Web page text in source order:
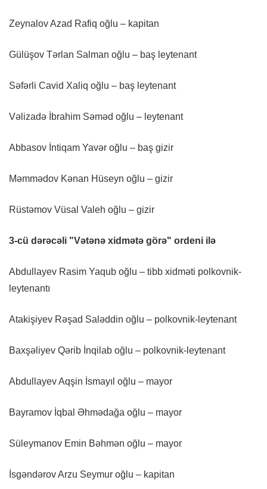
Zeynalov Azad Rafiq oğlu – kapitan
Gülüşov Tərlan Salman oğlu – baş leytenant
Səfərli Cavid Xaliq oğlu – baş leytenant
Vəlizadə İbrahim Səməd oğlu – leytenant
Abbasov İntiqam Yavər oğlu – baş gizir
Məmmədov Kənan Hüseyn oğlu – gizir
Rüstəmov Vüsal Valeh oğlu – gizir
3-cü dərəcəli "Vətənə xidmətə görə" ordeni ilə
Abdullayev Rasim Yaqub oğlu – tibb xidməti polkovnik-
leytenantı
Atakişiyev Rəşad Saləddin oğlu – polkovnik-leytenant
Baxşəliyev Qərib İnqilab oğlu – polkovnik-leytenant
Abdullayev Aqşin İsmayıl oğlu – mayor
Bayramov İqbal Əhmədağa oğlu – mayor
Süleymanov Emin Bəhmən oğlu – mayor
İsgəndərov Arzu Seymur oğlu – kapitan